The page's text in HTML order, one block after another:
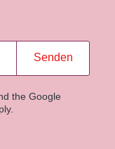
Senden
the Google